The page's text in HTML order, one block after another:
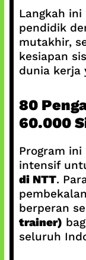
Langkah
pendidik
mutakhir,
kesiapan
dunia kerja
80
60.000
Program
intensif
di NTT.
berperan
trainer)
seluruh